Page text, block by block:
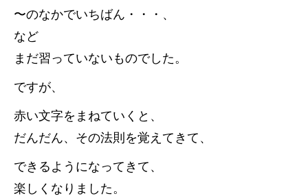
〜のなかでいちばん・・・、
など
まだ習っていないものでした。
ですが、
赤い文字をまねていくと、
だんだん、その法則を覚えてきて、
できるようになってきて、
楽しくなりました。